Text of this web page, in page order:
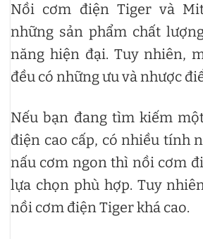
Nồi cơm điện Tiger và
những sản phẩm chất
năng hiện đại. Tuy nhiên,
đều có những ưu và nhược
Nếu bạn đang tìm kiếm
điện cao cấp, có nhiều tính
nấu cơm ngon thì nồi cơm
lựa chọn phù hợp. Tuy
nồi cơm điện Tiger khá cao.